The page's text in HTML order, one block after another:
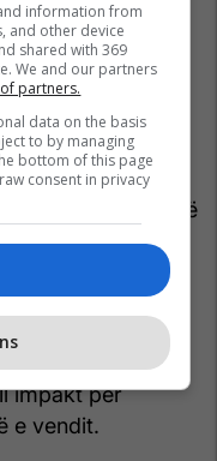
shërbeu si
afër qeverisë.
i zgjatjes së
që i hapi
të qeverisë
dhe familjarëve të
iu referuar
së afatit.
për faktin se
afërt me
impakt për
e vendit.
information from
and other device
shared with 369
We and our partners
partners.
data on the basis
to by managing
bottom of this page
consent in privacy